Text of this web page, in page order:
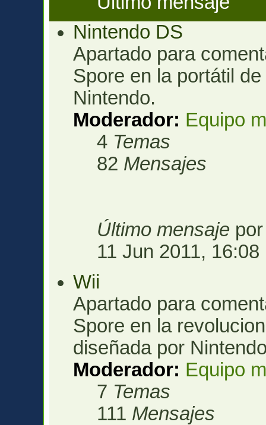
Nintendo DS
Apartado para
Spore en la portátil
Nintendo.
Moderador: Equipo
4 Temas
82 Mensajes
Último mensaje
11 Jun 2011, 16:08
Wii
Apartado para
Spore en la
diseñada por
Moderador: Equipo
7 Temas
111 Mensajes